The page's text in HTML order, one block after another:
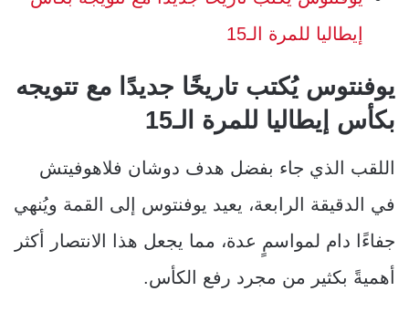
إيطاليا للمرة الـ15
يوفنتوس يُكتب تاريخًا جديدًا مع تتويجه
بكأس إيطاليا للمرة الـ15
اللقب الذي جاء بفضل هدف دوشان فلاهوفيتش
في الدقيقة الرابعة، يعيد يوفنتوس إلى القمة ويُنهي
جفاءًا دام لمواسمٍ عدة، مما يجعل هذا الانتصار أكثر
أهميةً بكثير من مجرد رفع الكأس.